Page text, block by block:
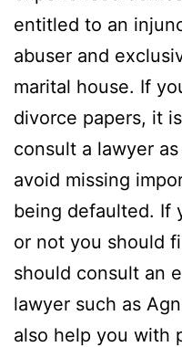
entitled to an
abuser and
marital house. If
divorce papers, it
consult a lawyer
avoid missing
being defaulted. If
or not you should
should consult an
lawyer such as
also help you with